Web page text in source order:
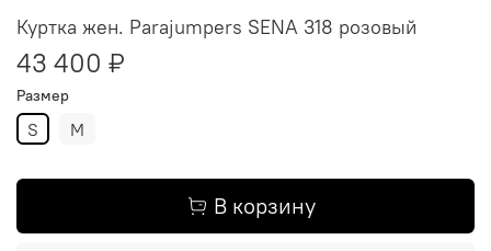
Куртка жен. Parajumpers SENA 318 розовый
43 400 ₽
Размер
S M
В корзину